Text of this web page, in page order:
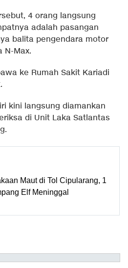
4 orang langsung
adalah pasangan
balita pengendara motor
N-Max.
ke Rumah Sakit Kariadi
kini langsung diamankan
di Unit Laka Satlantas
Maut di Tol Cipularang, 1
Elf Meninggal